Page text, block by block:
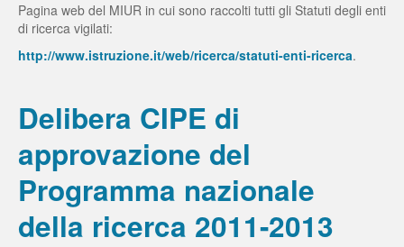
Pagina web del MIUR in cui sono raccolti tutti gli Statuti degli enti
di ricerca vigilati:
http://www.istruzione.it/web/ricerca/statuti-enti-ricerca.
Delibera CIPE di
approvazione del
Programma nazionale
della ricerca 2011-2013